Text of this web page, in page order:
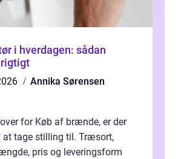
i hverdagen: sådan
Annika Sørensen
for Køb af brænde, er der
at tage stilling til. Træsort,
pris og leveringsform